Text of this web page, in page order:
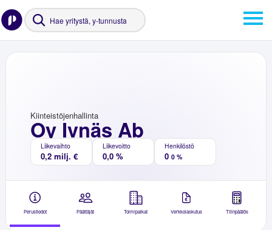
Oy Ivnäs Ab
Kiinteistöjenhallinta
Liikevaihto
0,2 milj. €
Liikevoitto
0,0 %
Henkilöstö
0 0 %
Perustiedot Päättäjät Toimipaikat Verkkolaskutus Tilinpäätös